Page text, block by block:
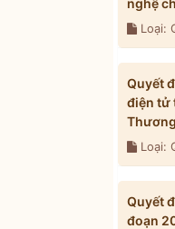
nghệ
Loại:
Quyết
điện tử
Loại:
Quyết
đoạn